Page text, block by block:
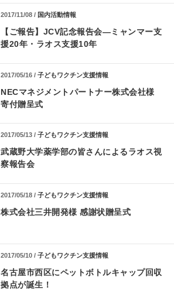
2017/11/08 / 国内活動情報
【ご報告】JCV記念報告会―ミャンマー支
援20年・ラオス支援10年
2017/05/16 /子どもワクチン支援情報
NECマネジメントパートナー株式会社様
寄付贈呈式
2017/05/13 /子どもワクチン支援情報
武蔵野大学薬学部の皆さんによるラオス視
察報告会
2017/05/18 /子どもワクチン支援情報
株式会社三井開発様 感謝状贈呈式
2017/05/10 /子どもワクチン支援情報
名古屋市西区にペットボトルキャップ回収
拠点が誕生！